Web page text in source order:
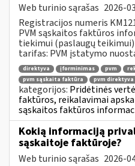
Web turinio sąrašas 2026-
Registracijos numeris
PVM sąskaitos faktūros
tiekimui (paslaugų teikimui)
tarifas: PVM įstatymo
direktyva įforminimas pvm
pvm sąskaita faktūra
pvm direktyva
kategorijos: Pridėtinės
faktūros, reikalavimai
sąskaitos faktūros
Kokią informaciją
sąskaitoje faktūroje?
Web turinio sąrašas 2026-